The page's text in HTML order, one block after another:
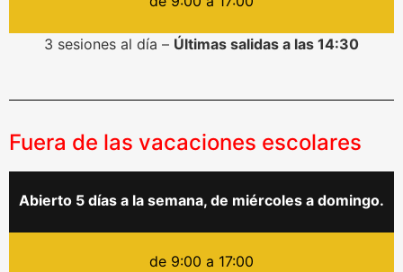
3 sesiones al día – Últimas salidas a las 14:30
Fuera de las vacaciones escolares
Abierto 5 días a la semana, de miércoles a domingo.
de 9:00 a 17:00